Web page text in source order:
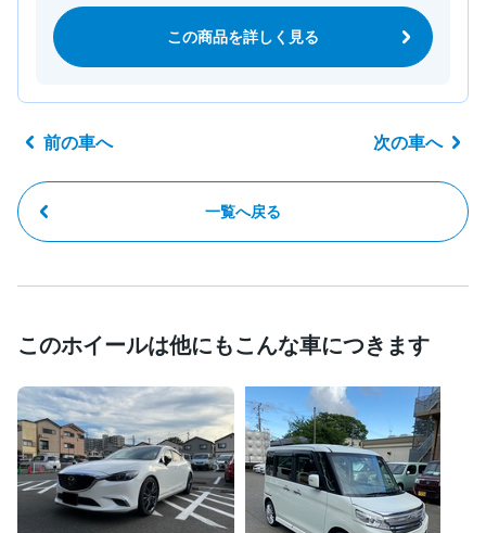
この商品を詳しく見る
前の車へ
一覧へ戻る
次の車へ
このホイールは他にもこんな車につきます